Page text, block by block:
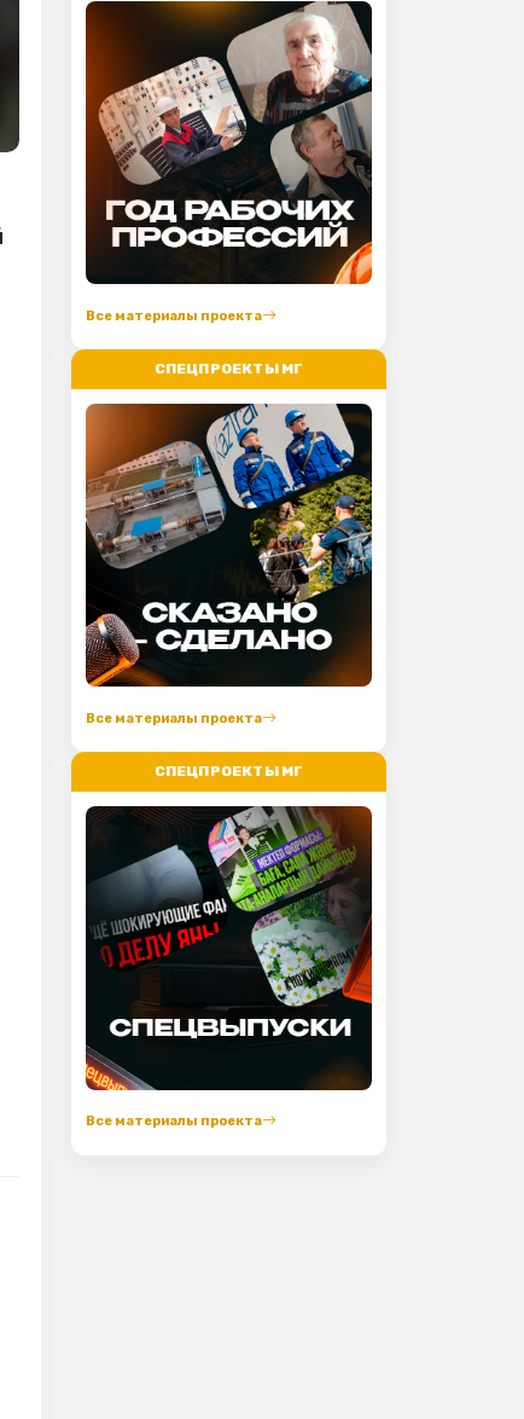
Все материалы проекта
СПЕЦПРОЕКТЫ МГ
Все материалы проекта
СПЕЦПРОЕКТЫ МГ
Все материалы проекта